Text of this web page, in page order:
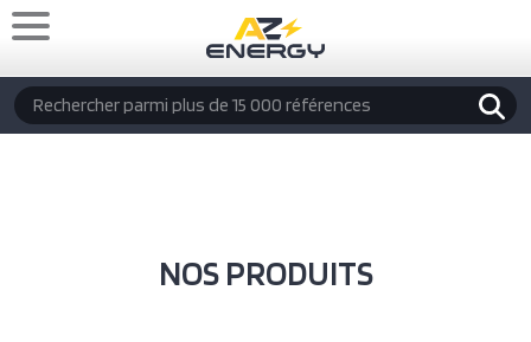
Aller au contenu principal
Rechercher
NOS PRODUITS